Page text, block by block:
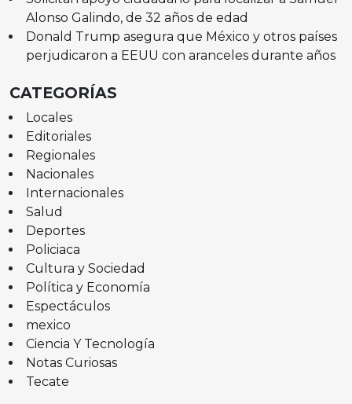
Alonso Galindo, de 32 años de edad
Donald Trump asegura que México y otros países
perjudicaron a EEUU con aranceles durante años
CATEGORÍAS
Locales
Editoriales
Regionales
Nacionales
Internacionales
Salud
Deportes
Policiaca
Cultura y Sociedad
Política y Economía
Espectáculos
mexico
Ciencia Y Tecnología
Notas Curiosas
Tecate